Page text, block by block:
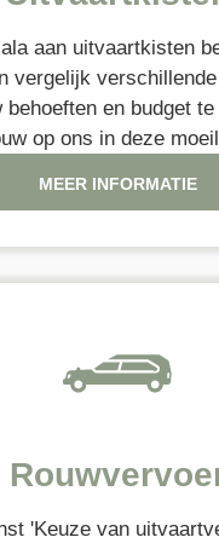
aan uitvaartkisten
vergelijk
behoeften en budget
op ons in deze
MEER INFORMATIE
'Keuze van